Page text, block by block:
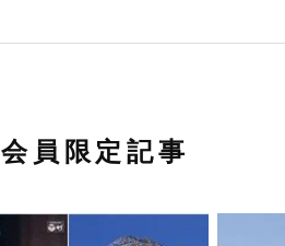
会員限定記事